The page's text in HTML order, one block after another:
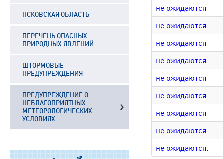
ПСКОВСКАЯ ОБЛАСТЬ
ПЕРЕЧЕНЬ ОПАСНЫХ
ПРИРОДНЫХ ЯВЛЕНИЙ
ШТОРМОВЫЕ
ПРЕДУПРЕЖДЕНИЯ
ПРЕДУПРЕЖДЕНИЕ О
НЕБЛАГОПРИЯТНЫХ
МЕТЕОРОЛОГИЧЕСКИХ
УСЛОВИЯХ
не ожидаются
не ожидаются
не ожидаются
не ожидаются
не ожидаются
не ожидаются
не ожидаются
не ожидаются
не ожидаются.